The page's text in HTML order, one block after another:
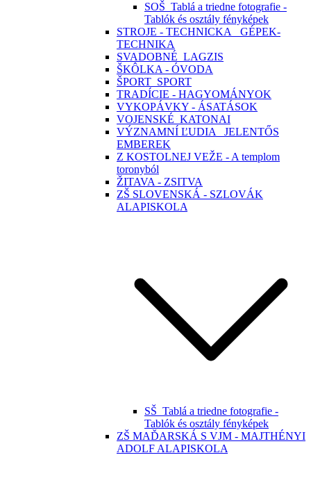
SOŠ_Tablá a triedne fotografie -
Tablók és osztály fényképek
STROJE - TECHNICKA_ GÉPEK-
TECHNIKA
SVADOBNÉ_LAGZIS
ŠKÔLKA - ÓVODA
ŠPORT_SPORT
TRADÍCIE - HAGYOMÁNYOK
VYKOPÁVKY - ÁSATÁSOK
VOJENSKÉ_KATONAI
VÝZNAMNÍ ĽUDIA _JELENTŐS
EMBEREK
Z KOSTOLNEJ VEŽE - A templom
toronyból
ŽITAVA - ZSITVA
ZŠ SLOVENSKÁ - SZLOVÁK
ALAPISKOLA
SŠ_Tablá a triedne fotografie -
Tablók és osztály fényképek
ZŠ MAĎARSKÁ S VJM - MAJTHÉNYI
ADOLF ALAPISKOLA